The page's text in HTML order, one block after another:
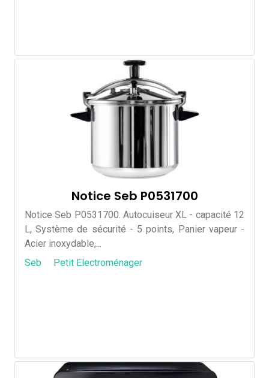
Notice Seb P0531700
Notice Seb P0531700. Autocuiseur XL - capacité 12
L, Système de sécurité - 5 points, Panier vapeur -
Acier inoxydable,...
Seb
Petit Electroménager